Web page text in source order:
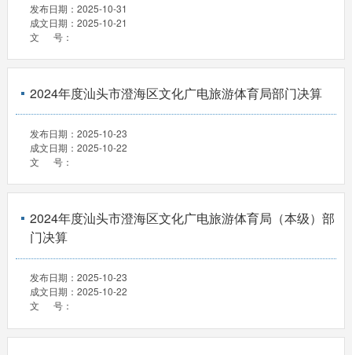
发布日期： 2025-10-31
成文日期： 2025-10-21
文 号：
2024年度汕头市澄海区文化广电旅游体育局部门决算
发布日期： 2025-10-23
成文日期： 2025-10-22
文 号：
2024年度汕头市澄海区文化广电旅游体育局（本级）部
门决算
发布日期： 2025-10-23
成文日期： 2025-10-22
文 号：